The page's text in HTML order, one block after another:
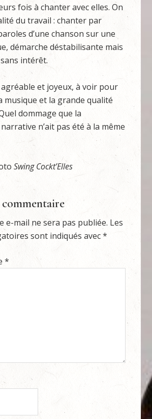
fois à chanter avec elles. On
du travail : chanter par
d’une chanson sur une
démarche déstabilisante mais
intérêt.
et joyeux, à voir pour
musique et la grande qualité
dommage que la
n’ait pas été à la même
Swing Cockt’Elles
e-mail ne sera pas publiée. Les
sont indiqués avec*
*